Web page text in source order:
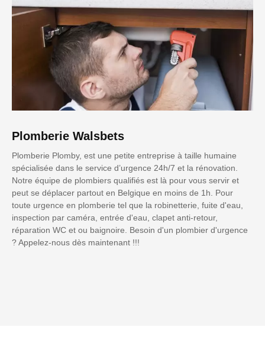
Plomberie Walsbets
Plomberie Plomby, est une petite entreprise à taille humaine
spécialisée dans le service d’urgence 24h/7 et la rénovation.
Notre équipe de plombiers qualifiés est là pour vous servir et
peut se déplacer partout en Belgique en moins de 1h. Pour
toute urgence en plomberie tel que la robinetterie, fuite d'eau,
inspection par caméra, entrée d'eau, clapet anti-retour,
réparation WC et ou baignoire. Besoin d'un plombier d'urgence
? Appelez-nous dès maintenant !!!